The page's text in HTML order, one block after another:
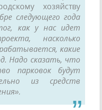
хозяйству
следующего года
как у нас идет
насколько
какие
Надо сказать, что
парковок будут
из средств